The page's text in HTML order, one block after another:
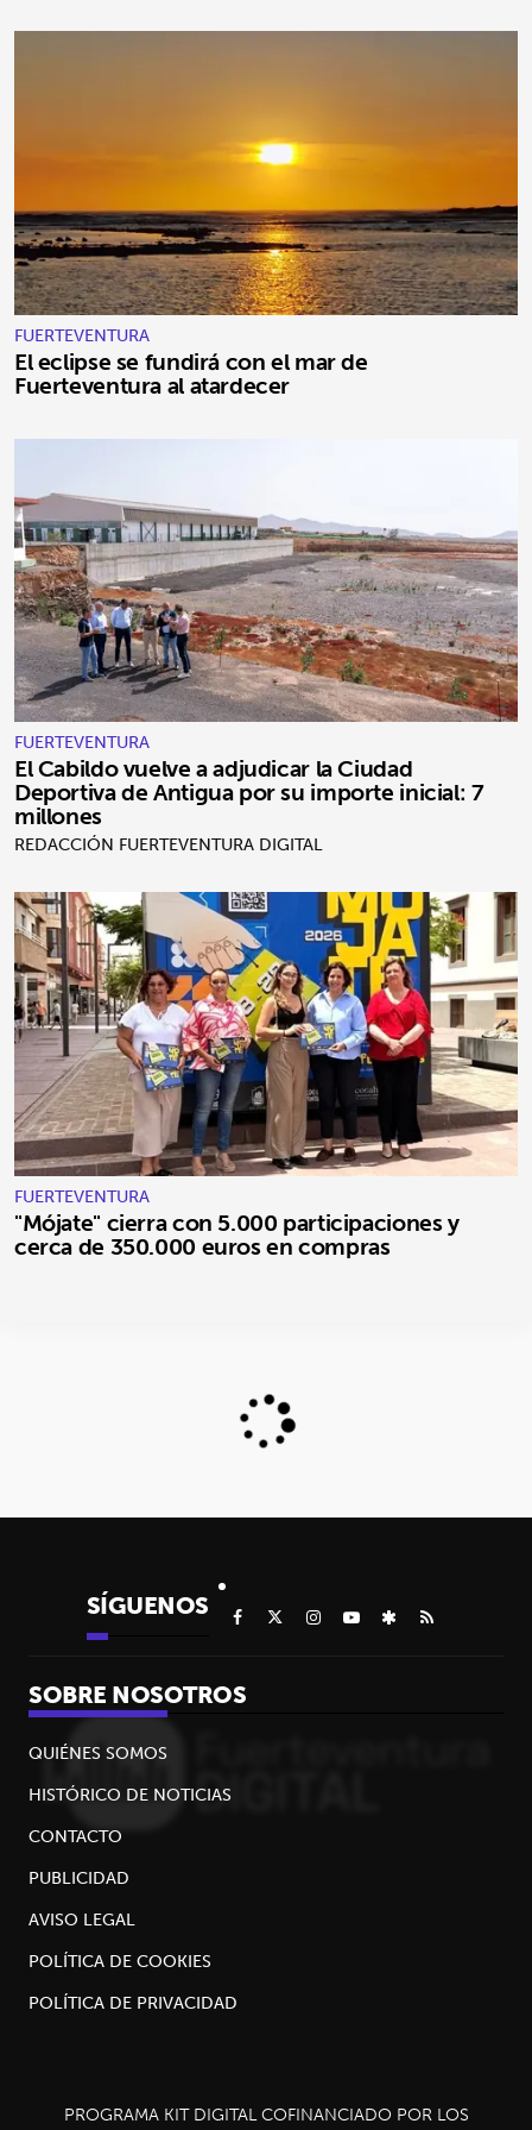
FUERTEVENTURA
El eclipse se fundirá con el mar de
Fuerteventura al atardecer
FUERTEVENTURA
El Cabildo vuelve a adjudicar la Ciudad
Deportiva de Antigua por su importe inicial: 7
millones
REDACCIÓN FUERTEVENTURA DIGITAL
FUERTEVENTURA
"Mójate" cierra con 5.000 participaciones y
cerca de 350.000 euros en compras
SIGUIENTE chevron_right
SÍGUENOS
SOBRE NOSOTROS
QUIÉNES SOMOS
HISTÓRICO DE NOTICIAS
CONTACTO
PUBLICIDAD
AVISO LEGAL
POLÍTICA DE COOKIES
POLÍTICA DE PRIVACIDAD
PROGRAMA KIT DIGITAL COFINANCIADO POR LOS